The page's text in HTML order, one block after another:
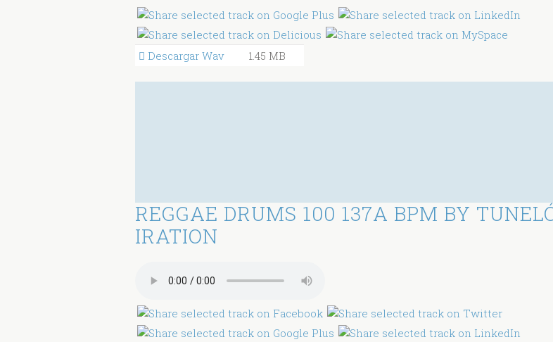
Descargar Wav 1.45 MB
REGGAE DRUMS 100 137A BPM BY
IRATION